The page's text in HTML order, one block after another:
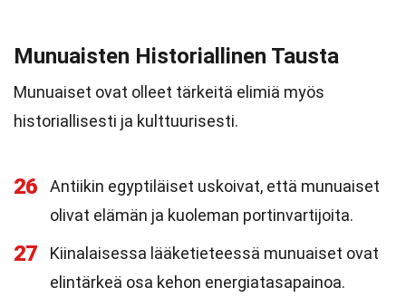
Munuaisten Historiallinen Tausta
Munuaiset ovat olleet tärkeitä elimiä myös
historiallisesti ja kulttuurisesti.
26
Antiikin egyptiläiset uskoivat, että munuaiset
olivat elämän ja kuoleman portinvartijoita.
27
Kiinalaisessa lääketieteessä munuaiset ovat
elintärkeä osa kehon energiatasapainoa.